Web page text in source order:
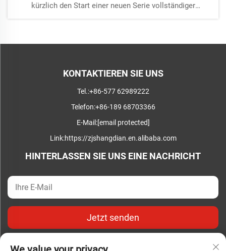
kürzlich den Start einer neuen Serie vollständiger
KONTAKTIEREN SIE UNS
Tel.:+86-577 62989222
Telefon:+86-189 68703366
E-Mail:[email protected]
Link:https://zjshangdian.en.alibaba.com
HINTERLASSEN SIE UNS EINE NACHRICHT
Jetzt senden